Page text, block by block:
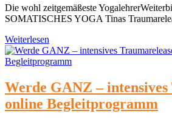
Die wohl zeitgemäßeste
SOMATISCHES YOGA Tinas
Weiterlesen
Werde GANZ – intensives
online Begleitprogramm